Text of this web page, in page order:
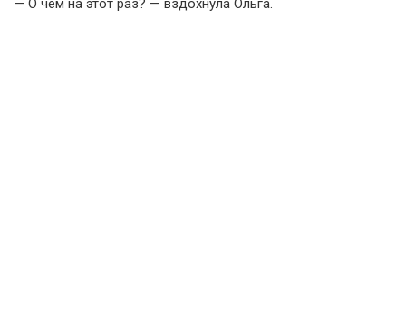
— О чем на этот раз? — вздохнула Ольга.